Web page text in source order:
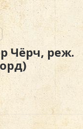
Чёрч, реж.